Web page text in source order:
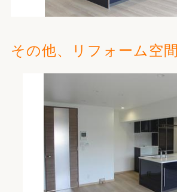
その他、リフォーム空間